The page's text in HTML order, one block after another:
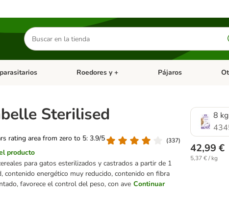
Buscar
productos
categoria abierto: Dieta Vet.Menú de categoria abierto: Antiparasitarios
Roedores y + Menú de categoria
Pájaros
Sterilised
rating area from zero to 5: 3.9/5
(337)
producto
para gatos esterilizados y castrados a partir de 1
contenido energético muy reducido, contenido en fibra
favorece el control del peso, con ave Continuar
8 kg
42,99 €
5,37 € / kg